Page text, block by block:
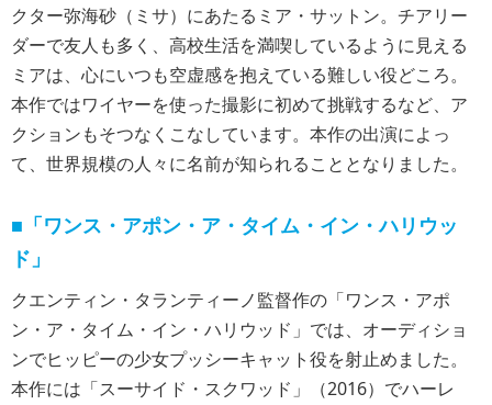
クター弥海砂（ミサ）にあたるミア・サットン。チアリー
ダーで友人も多く、高校生活を満喫しているように見える
ミアは、心にいつも空虚感を抱えている難しい役どころ。
本作ではワイヤーを使った撮影に初めて挑戦するなど、ア
クションもそつなくこなしています。本作の出演によっ
て、世界規模の人々に名前が知られることとなりました。
■「ワンス・アポン・ア・タイム・イン・ハリウッ
ド」
クエンティン・タランティーノ監督作の「ワンス・アポ
ン・ア・タイム・イン・ハリウッド」では、オーディショ
ンでヒッピーの少女プッシーキャット役を射止めました。
本作には「スーサイド・スクワッド」（2016）でハーレ